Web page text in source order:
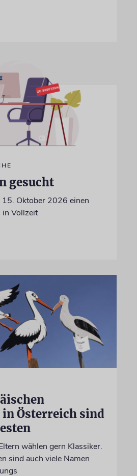
gesucht
Oktober 2026 einen
Vollzeit
Österreich sind
wählen gern Klassiker.
sind auch viele Namen